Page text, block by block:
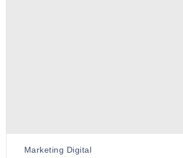
Marketing Digital